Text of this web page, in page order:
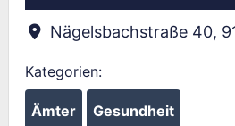
Nägelsbachstraße 40,
Kategorien:
Ämter Gesundheit